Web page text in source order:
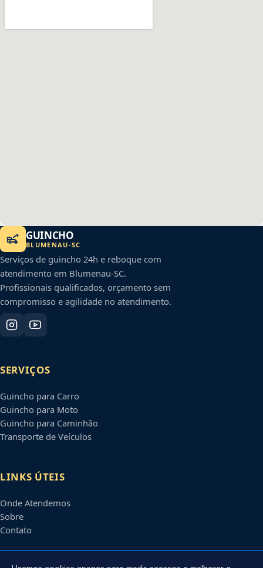
GUINCHO
BLUMENAU-SC
Serviços de guincho 24h e reboque com
atendimento em Blumenau-SC.
Profissionais qualificados, orçamento sem
compromisso e agilidade no atendimento.
SERVIÇOS
Guincho para Carro
Guincho para Moto
Guincho para Caminhão
Transporte de Veículos
LINKS ÚTEIS
Onde Atendemos
Sobre
Contato